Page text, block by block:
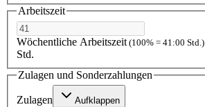
Arbeitszeit
Wöchentliche Arbeitszeit (100% = 41:00 Std.)
Std.
Zulagen und Sonderzahlungen
Zulagen Aufklappen